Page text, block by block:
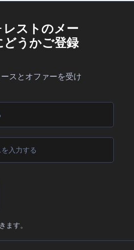
ストのメー
うかご登録
スとオファーを受け
ます。